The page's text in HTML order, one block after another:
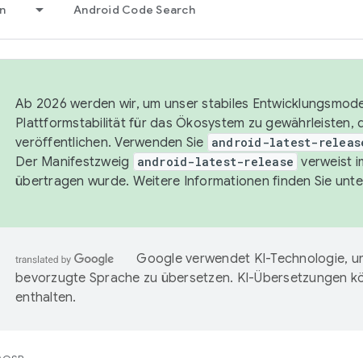
Android Code Search
Ab 2026 werden wir, um unser stabiles
Plattformstabilität für das Ökosystem zu gewährleisten,
veröffentlichen. Verwenden Sie android-latest-
Der Manifestzweig
android-latest-release verweist
übertragen wurde. Weitere Informationen finden Sie
Google verwendet KI-Technologie,
bevorzugte Sprache zu übersetzen. KI-Übersetzungen
enthalten.